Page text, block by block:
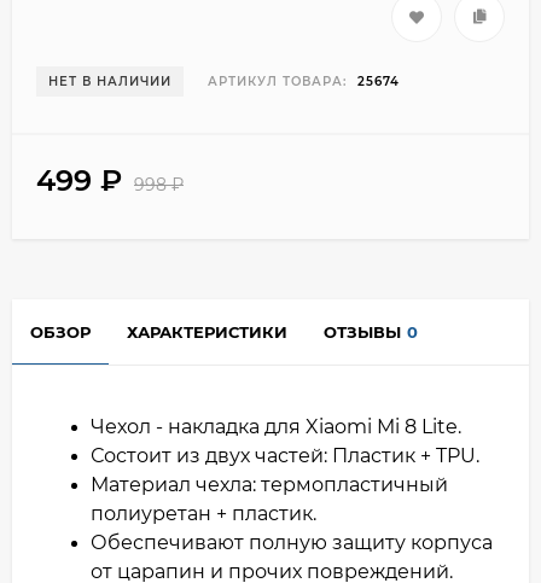
НЕТ В НАЛИЧИИ АРТИКУЛ ТОВАРА: 25674
499 ₽ 998₽
ОБЗОР ХАРАКТЕРИСТИКИ ОТЗЫВЫ 0
Чехол - накладка для Xiaomi Mi 8 Lite.
Состоит из двух частей: Пластик + TPU.
Материал чехла: термопластичный
полиуретан + пластик.
Обеспечивают полную защиту корпуса
от царапин и прочих повреждений.